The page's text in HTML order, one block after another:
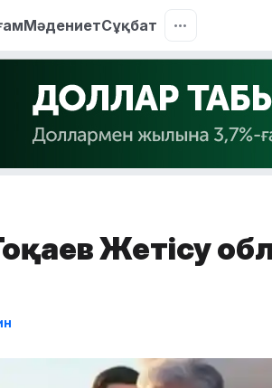
МәдениетСұқбат
Жетісу